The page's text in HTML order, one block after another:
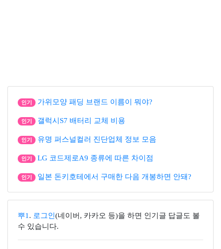
인기 가위모양 패딩 브랜드 이름이 뭐야?
인기 갤럭시S7 배터리 교체 비용
인기 유명 퍼스널컬러 진단업체 정보 모음
인기 LG 코드제로A9 종류에 따른 차이점
인기 일본 돈키호테에서 구매한 다음 개봉하면 안돼?
뿌1 . 로그인 (네이버, 카카오 등)을 하면 인기글 답글도 볼
수 있습니다.